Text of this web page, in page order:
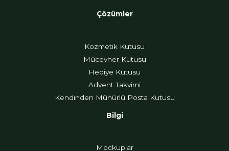
Çözümler
Kozmetik Kutusu
Mücevher Kutusu
Hediye Kutusu
Advent Takvimi
Kendinden Mühürlü Posta Kutusu
Bilgi
Mockuplar